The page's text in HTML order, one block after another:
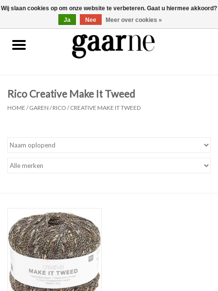
gaarne.be 0 Artikelen - €0,00
Patronen
Workshops
Lifestyle
Rico Creative Make It Tweed
HOME /GAREN /RICO /CREATIVE MAKE IT TWEED
Wij slaan cookies op om onze website te verbeteren. Gaat u hiermee akkoord?
Ja
Nee Meer over cookies »